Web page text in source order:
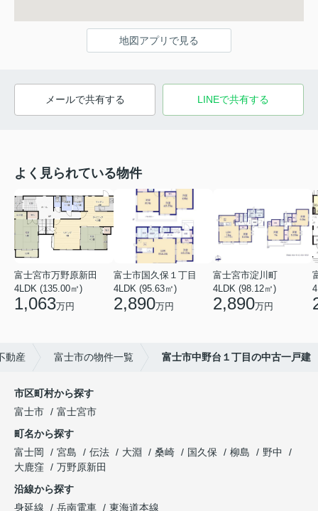
地図アプリで見る
メールで共有する LINEで共有する
よく見られている物件
富士宮市万野原新田
4LDK (135.00㎡)
1,063万円
富士市国久保１丁目
4LDK (95.63㎡)
2,890万円
富士宮市淀川町
4LDK (98.12㎡)
2,890万円
動産 富士市の物件一覧 富士市中野台１丁目の中古一戸建
市区町村から探す
富士市
富士宮市
町名から探す
富士岡
宮島 伝法 大淵 桑崎 国久保 柳島
野中
大鹿窪
万野原新田
沿線から探す
身延線
岳南電車
東海道本線